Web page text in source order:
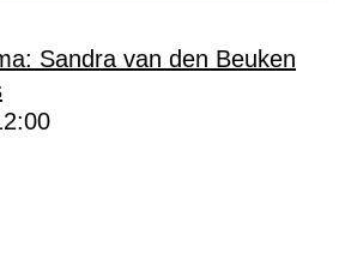
Sandra van den Beuken